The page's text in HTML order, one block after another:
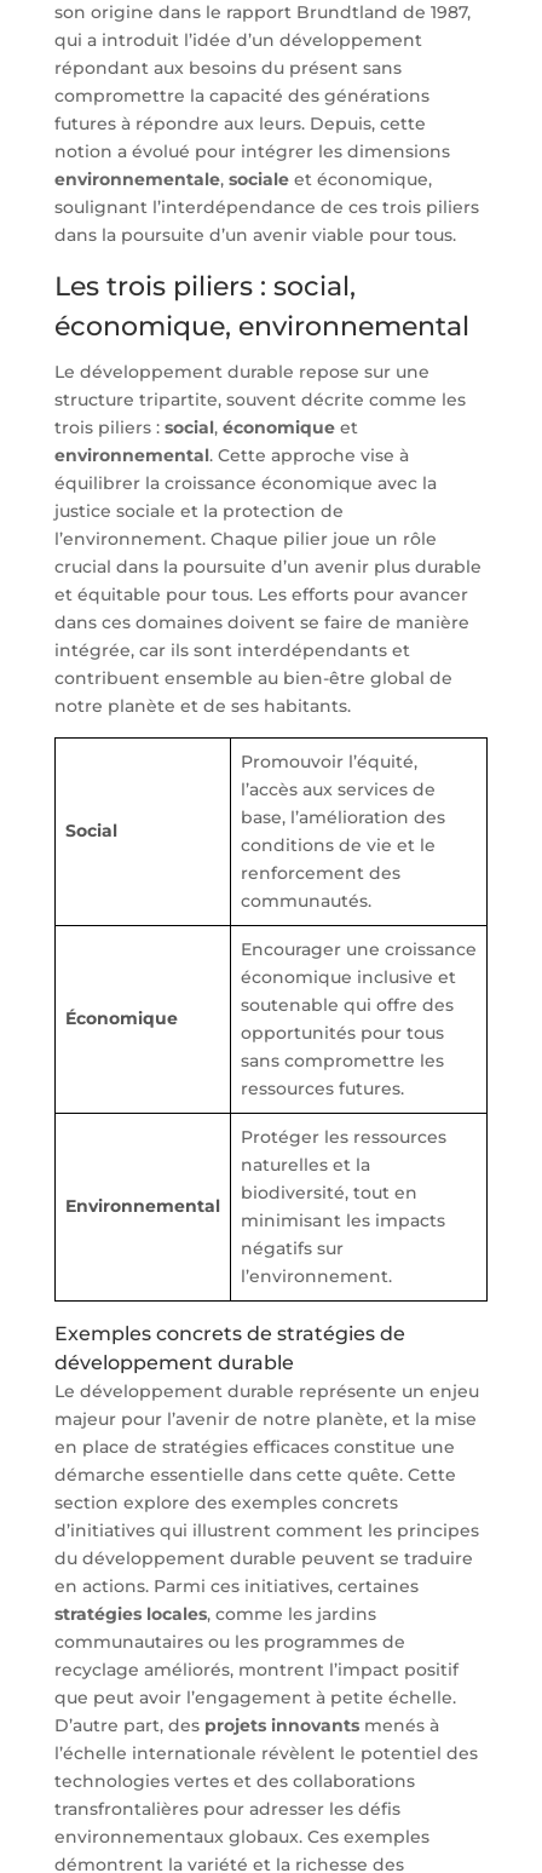
son origine dans le rapport Brundtland de 1987,
qui a introduit l’idée d’un développement
répondant aux besoins du présent sans
compromettre la capacité des générations
futures à répondre aux leurs. Depuis, cette
notion a évolué pour intégrer les dimensions
environnementale, socialeet économique,
soulignant l’interdépendance de ces trois piliers
dans la poursuite d’un avenir viable pour tous.
Les trois piliers : social,
économique, environnemental
Le développement durable repose sur une
structure tripartite, souvent décrite comme les
trois piliers : social, économiqueet
environnemental. Cette approche vise à
équilibrer la croissance économique avec la
justice sociale et la protection de
l’environnement. Chaque pilier joue un rôle
crucial dans la poursuite d’un avenir plus durable
et équitable pour tous. Les efforts pour avancer
dans ces domaines doivent se faire de manière
intégrée, car ils sont interdépendants et
contribuent ensemble au bien-être global de
notre planète et de ses habitants.
Social
Promouvoir l’équité,
l’accès aux services de
base, l’amélioration des
conditions de vie et le
renforcement des
communautés.
Économique
Encourager une croissance
économique inclusive et
soutenable qui offre des
opportunités pour tous
sans compromettre les
ressources futures.
Environnemental
Protéger les ressources
naturelles et la
biodiversité, tout en
minimisant les impacts
négatifs sur
l’environnement.
Exemples concrets de stratégies de
développement durable
Le développement durable représente un enjeu
majeur pour l’avenir de notre planète, et la mise
en place de stratégies efficaces constitue une
démarche essentielle dans cette quête. Cette
section explore des exemples concrets
d’initiatives qui illustrent comment les principes
du développement durable peuvent se traduire
en actions. Parmi ces initiatives, certaines
stratégies locales, comme les jardins
communautaires ou les programmes de
recyclage améliorés, montrent l’impact positif
que peut avoir l’engagement à petite échelle.
D’autre part, des projets innovantsmenés à
l’échelle internationale révèlent le potentiel des
technologies vertes et des collaborations
transfrontalières pour adresser les défis
environnementaux globaux. Ces exemples
démontrent la variété et la richesse des